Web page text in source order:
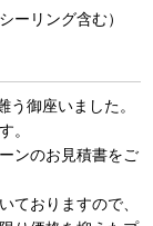
ーリング含む）
御座いました。
。
ンのお見積書をご
ておりますので、